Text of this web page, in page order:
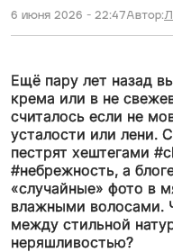
6 июня 2026 - 22:47Автор:
Ещё пару лет назад
крема или в не
считалось если не
усталости или лени.
пестрят хештегами
#небрежность, а
«случайные» фото в
влажными волосами.
между стильной
неряшливостью?